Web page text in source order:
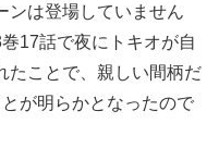
ンは登場していません
17話で夜にトキオが自
たことで、親しい間柄だ
が明らかとなったので